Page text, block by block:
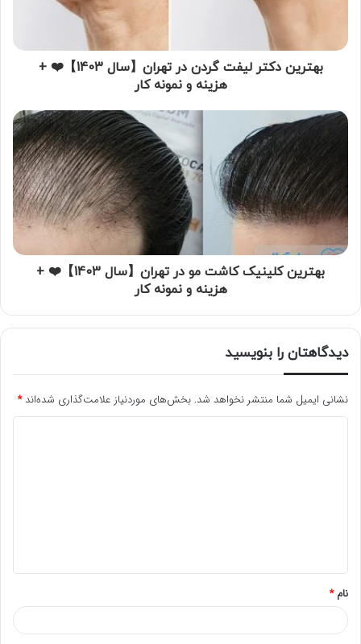
بهترین دکتر لیفت گردن در تهران【سال 1403】❤️ +
هزینه و نمونه کار
بهترین کلینیک کاشت مو در تهران【سال 1403】❤️ +
هزینه و نمونه کار
دیدگاهتان را بنویسید
نشانی ایمیل شما منتشر نخواهد شد. بخش‌های موردنیاز علامت‌گذاری شده‌اند*
*
نام*